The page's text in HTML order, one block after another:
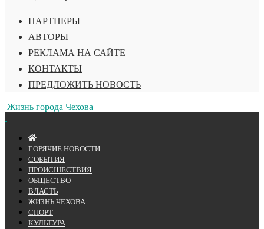
ПАРТНЕРЫ
АВТОРЫ
РЕКЛАМА НА САЙТЕ
КОНТАКТЫ
ПРЕДЛОЖИТЬ НОВОСТЬ
Жизнь города Чехова
ГОРЯЧИЕ НОВОСТИ
СОБЫТИЯ
ПРОИСШЕСТВИЯ
ОБЩЕСТВО
ВЛАСТЬ
ЖИЗНЬ ЧЕХОВА
СПОРТ
КУЛЬТУРА